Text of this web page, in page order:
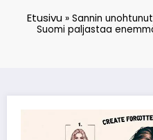
Etusivu »Sannin
Suomi paljastaa